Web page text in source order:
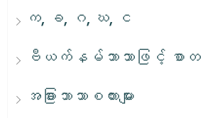
က, ခ, ဂ, ဃ, င
ဗီယက်နမ်ဘာသာဖြင့် စာတမ်း
အခြားဘာသာစကားများ